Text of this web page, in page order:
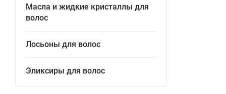
Масла и жидкие кристаллы для
волос
Лосьоны для волос
Эликсиры для волос